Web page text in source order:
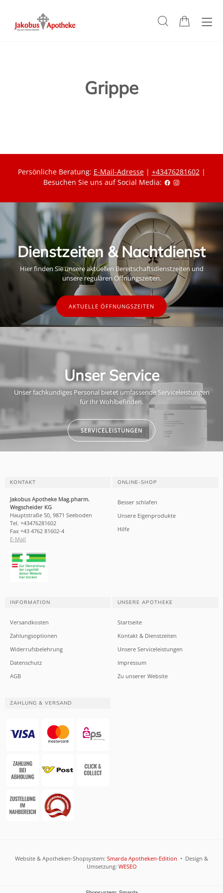
Grippe
Persönliche Beratung: E-Mail-Adresse| +43476281602|
Besuchen Sie uns auf Social Media:
Dienstzeiten & Nachtdienst
Hier finden Sie unsere aktuellen Bereitschaftsdienstzeiten und
unsere regulären Öffnungszeiten.
AKTUELLE ÖFFNUNGSZEITEN
Unser Service
Unser fachkundiges Personal bietet umfassende Serviceleistungen
für Ihr Wohlbefinden.
SERVICELEISTUNGEN
KONTAKT
Jakobus Apotheke Mag.pharm.
Wegscheider KG
Hauptstraße 50, 9871 Seeboden
Tel. +43476281602
Fax +43 4762 81602-4
E-Mail
ONLINE-SHOP
Besser schlafen
Unsere Eigenprodukte
Hilfe
INFORMATION
Versandkosten
Zahlungsoptionen
Widerrufsbelehrung
Datenschutz
AGB
UNSERE APOTHEKE
Startseite
Kontakt & Dienstzeiten
Unsere Serviceleistungen
Impressum
Zu unserer Website
ZAHLUNG & VERSAND
Website & Apotheken-Shopsystem: Smarda Apotheken-Edition • Design &
Umsetzung: WESEO